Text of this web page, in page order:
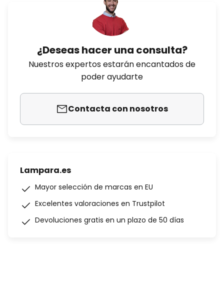
¿Deseas hacer una consulta?
Nuestros expertos estarán encantados de
poder ayudarte
Contacta con nosotros
Lampara.es
Mayor selección de marcas en EU
Excelentes valoraciones en Trustpilot
Devoluciones gratis en un plazo de 50 días